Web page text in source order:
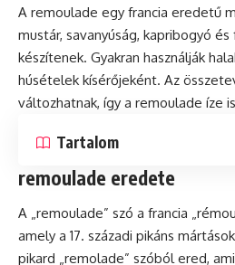
A remoulade egy francia eredetű
mustár, savanyúság, kapribogyó
készítenek. Gyakran használják
húsételek kísérőjeként. Az
változhatnak, így a remoulade íze
Tartalom
remoulade eredete
A „remoulade” szó a francia
amely a 17. századi pikáns
pikard „remolade” szóból ered,